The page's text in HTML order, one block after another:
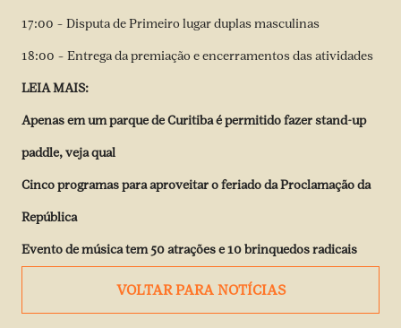
17:00 – Disputa de Primeiro lugar duplas masculinas
18:00 – Entrega da premiação e encerramentos das atividades
LEIA MAIS:
Apenas em um parque de Curitiba é permitido fazer stand-up
paddle, veja qual
Cinco programas para aproveitar o feriado da Proclamação da
República
Evento de música tem 50 atrações e 10 brinquedos radicais
VOLTAR PARA NOTÍCIAS